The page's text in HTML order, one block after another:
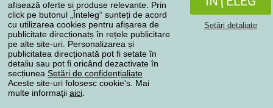
afisează oferte si produse relevante. Prin
click pe butonul „Înteleg“ sunteți de acord
cu utilizarea cookies pentru afișarea de
publicitate direcționatș în rețele publicitare
pe alte site-uri. Personalizarea și
publicitatea direcționată pot fi setate în
detaliu sau pot fi oricând dezactivate în
secțiunea Setări de confidențialiate
Aceste site-uri folosesc cookie's. Mai
multe informaţii aici
Setări detaliate
Metode de plată
Magazin de încredere